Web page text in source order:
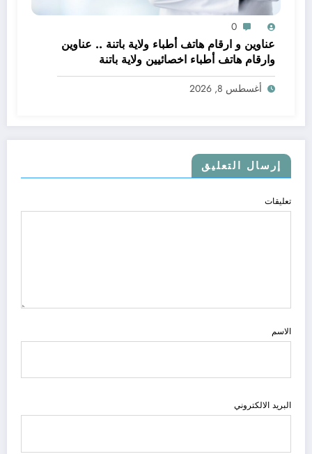
0
عناوين و ارقام هاتف أطباء ولاية باتنة .. عناوين
وارقام هاتف أطباء اخصائيين ولاية باتنة
أغسطس 8, 2026
إرسال التعليق
تعليقات
الاسم
البريد الالكتروني